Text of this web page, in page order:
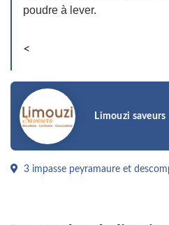
poudre à lever.
<
Limouzi saveurs
3 impasse peyramaure et